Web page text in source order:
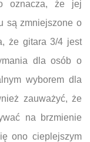
oznacza, że jej
są zmniejszone o
że gitara 3/4 jest
dla osób o
wyborem dla
zauważyć, że
na brzmienie
ono cieplejszym